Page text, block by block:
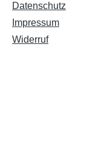
Datenschutz
Impressum
Widerruf